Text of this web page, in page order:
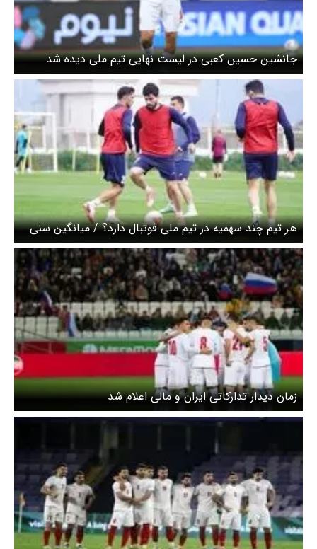
جانشین حسین کعبی در لیست نهایی تیم ملی دیده شد
هر تیم چند سهمیه در تیم ملی فوتبال دارد؟ / میانگین سنی
تیم ملی فوتبال در جام جهانی
زمان دیدار تدارکاتی ایران و مالی اعلام شد